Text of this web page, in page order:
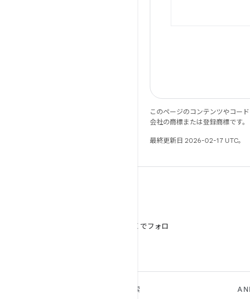
このページのコンテンツやコード
会社の商標または登録商標です。
最終更新日 2026-02-17 UTC。
@AndroidDev を X でフォロ
探索